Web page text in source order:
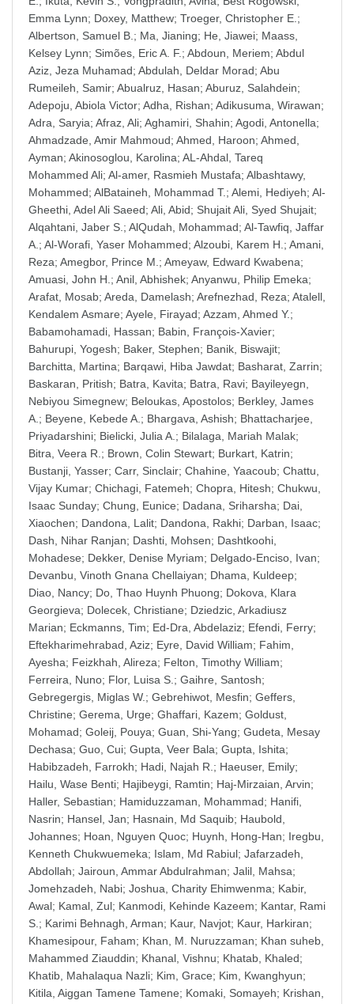
Emma Lynn; Doxey, Matthew; Troeger, Christopher E. ;
Albertson, Samuel B. ; Ma, Jianing; He, Jiawei; Maass,
Kelsey Lynn; Simões, Eric A. F. ; Abdoun, Meriem; Abdul
Aziz, Jeza Muhamad; Abdulah, Deldar Morad; Abu
Rumeileh, Samir; Abualruz, Hasan; Aburuz, Salahdein;
Adepoju, Abiola Victor; Adha, Rishan; Adikusuma, Wirawan;
Adra, Saryia; Afraz, Ali; Aghamiri, Shahin; Agodi, Antonella;
Ahmadzade, Amir Mahmoud; Ahmed, Haroon; Ahmed,
Ayman; Akinosoglou, Karolina; AL-Ahdal, Tareq
Mohammed Ali; Al-amer, Rasmieh Mustafa; Albashtawy,
Mohammed; AlBataineh, Mohammad T.; Alemi, Hediyeh; Al-
Gheethi, Adel Ali Saeed; Ali, Abid; Shujait Ali, Syed Shujait;
Alqahtani, Jaber S. ; AlQudah, Mohammad; Al-Tawfiq, Jaffar
A. ; Al-Worafi, Yaser Mohammed; Alzoubi, Karem H. ; Amani,
Reza; Amegbor, Prince M. ; Ameyaw, Edward Kwabena;
Amuasi, John H. ; Anil, Abhishek; Anyanwu, Philip Emeka;
Arafat, Mosab; Areda, Damelash; Arefnezhad, Reza; Atalell,
Kendalem Asmare; Ayele, Firayad; Azzam, Ahmed Y.;
Babamohamadi, Hassan; Babin, François-Xavier;
Bahurupi, Yogesh; Baker, Stephen; Banik, Biswajit;
Barchitta, Martina; Barqawi, Hiba Jawdat; Basharat, Zarrin;
Baskaran, Pritish; Batra, Kavita; Batra, Ravi; Bayileyegn,
Nebiyou Simegnew; Beloukas, Apostolos; Berkley, James
A. ; Beyene, Kebede A. ; Bhargava, Ashish; Bhattacharjee,
Priyadarshini; Bielicki, Julia A. ; Bilalaga, Mariah Malak;
Bitra, Veera R. ; Brown, Colin Stewart; Burkart, Katrin;
Bustanji, Yasser; Carr, Sinclair; Chahine, Yaacoub; Chattu,
Vijay Kumar; Chichagi, Fatemeh; Chopra, Hitesh; Chukwu,
Isaac Sunday; Chung, Eunice; Dadana, Sriharsha; Dai,
Xiaochen; Dandona, Lalit; Dandona, Rakhi; Darban, Isaac;
Dash, Nihar Ranjan; Dashti, Mohsen; Dashtkoohi,
Mohadese; Dekker, Denise Myriam; Delgado-Enciso, Ivan;
Devanbu, Vinoth Gnana Chellaiyan; Dhama, Kuldeep;
Diao, Nancy; Do, Thao Huynh Phuong; Dokova, Klara
Georgieva; Dolecek, Christiane; Dziedzic, Arkadiusz
Marian; Eckmanns, Tim; Ed-Dra, Abdelaziz; Efendi, Ferry;
Eftekharimehrabad, Aziz; Eyre, David William; Fahim,
Ayesha; Feizkhah, Alireza; Felton, Timothy William;
Ferreira, Nuno; Flor, Luisa S. ; Gaihre, Santosh;
Gebregergis, Miglas W. ; Gebrehiwot, Mesfin; Geffers,
Christine; Gerema, Urge; Ghaffari, Kazem; Goldust,
Mohamad; Goleij, Pouya; Guan, Shi-Yang; Gudeta, Mesay
Dechasa; Guo, Cui; Gupta, Veer Bala; Gupta, Ishita;
Habibzadeh, Farrokh; Hadi, Najah R. ; Haeuser, Emily;
Hailu, Wase Benti; Hajibeygi, Ramtin; Haj-Mirzaian, Arvin;
Haller, Sebastian; Hamiduzzaman, Mohammad; Hanifi,
Nasrin; Hansel, Jan; Hasnain, Md Saquib; Haubold,
Johannes; Hoan, Nguyen Quoc; Huynh, Hong-Han; Iregbu,
Kenneth Chukwuemeka; Islam, Md Rabiul; Jafarzadeh,
Abdollah; Jairoun, Ammar Abdulrahman; Jalil, Mahsa;
Jomehzadeh, Nabi; Joshua, Charity Ehimwenma; Kabir,
Awal; Kamal, Zul; Kanmodi, Kehinde Kazeem; Kantar, Rami
S. ; Karimi Behnagh, Arman; Kaur, Navjot; Kaur, Harkiran;
Khamesipour, Faham; Khan, M. Nuruzzaman; Khan suheb,
Mahammed Ziauddin; Khanal, Vishnu; Khatab, Khaled;
Khatib, Mahalaqua Nazli; Kim, Grace; Kim, Kwanghyun;
Kitila, Aiggan Tamene Tamene; Komaki, Somayeh; Krishan,